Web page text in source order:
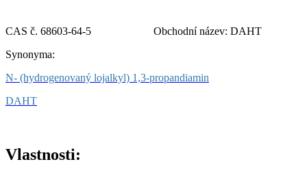
CAS č. 68603-64-5
Obchodní název: DAHT
Synonyma:
N- (hydrogenovaný lojalkyl) 1,3-propandiamin
DAHT
Vlastnosti: